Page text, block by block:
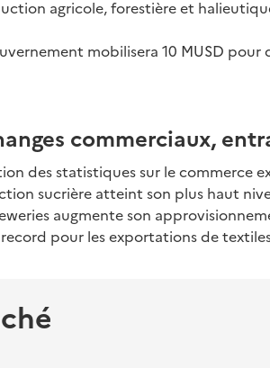
agricole, forestière et
mobilisera 10 MUSD pour
commerciaux,
des statistiques sur le commerce
sucrière atteint son plus haut
augmente son
pour les exportations de